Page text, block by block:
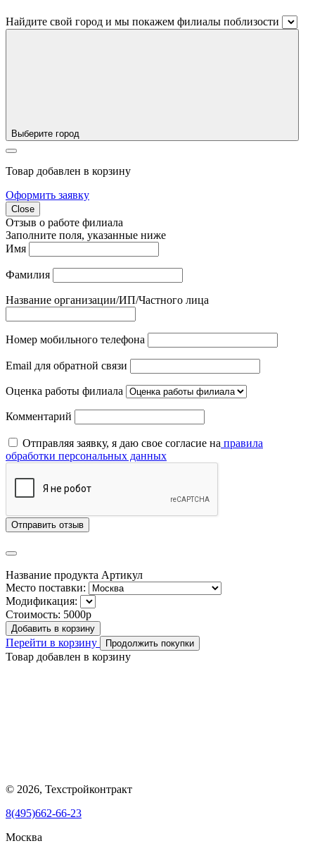
Найдите свой город и мы покажем филиалы поблизости
Выберите город
Товар добавлен в корзину
Оформить заявку
Close
Отзыв о работе филиала
Заполните поля, указанные ниже
Имя
Фамилия
Название организации/ИП/Частного лица
Номер мобильного телефона
Email для обратной связи
Оценка работы филиала
Комментарий
Отправляя заявку, я даю свое согласие на правила
обработки персональных данных
Отправить отзыв
Название продукта Артикул
Место поставки:
Модификация:
Стоимость: 5000р
Добавить в корзину
Перейти в корзину Продолжить покупки
Товар добавлен в корзину
© 2026, Техстройконтракт
8(495)662-66-23
Москва